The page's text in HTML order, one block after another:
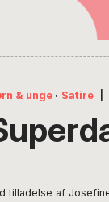
& unge · Satire
tilladelse af